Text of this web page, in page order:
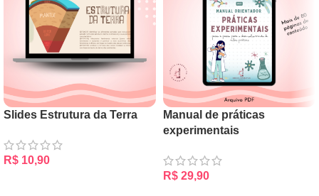
Slides Estrutura da Terra
R$ 10,90
Manual de práticas
experimentais
R$ 29,90